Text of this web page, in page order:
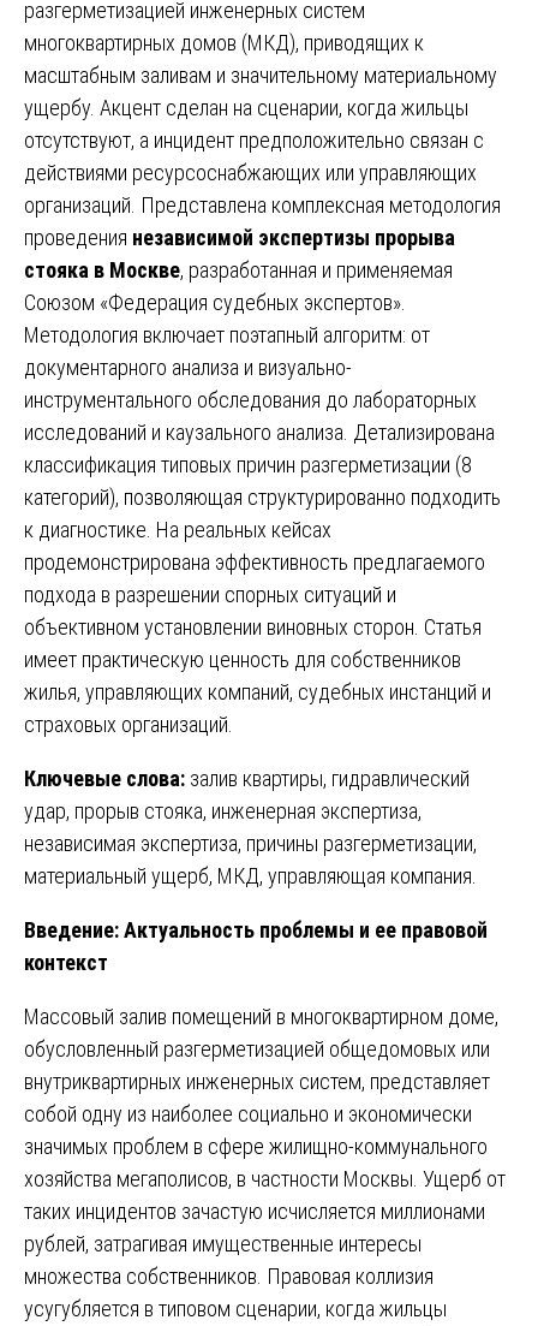
разгерметизацией инженерных систем
многоквартирных домов (МКД), приводящих к
масштабным заливам и значительному материальному
ущербу. Акцент сделан на сценарии, когда жильцы
отсутствуют, а инцидент предположительно связан с
действиями ресурсоснабжающих или управляющих
организаций. Представлена комплексная методология
проведения независимой экспертизы прорыва
стояка в Москве, разработанная и применяемая
Союзом «Федерация судебных экспертов».
Методология включает поэтапный алгоритм: от
документарного анализа и визуально-
инструментального обследования до лабораторных
исследований и каузального анализа. Детализирована
классификация типовых причин разгерметизации (8
категорий), позволяющая структурированно подходить
к диагностике. На реальных кейсах
продемонстрирована эффективность предлагаемого
подхода в разрешении спорных ситуаций и
объективном установлении виновных сторон. Статья
имеет практическую ценность для собственников
жилья, управляющих компаний, судебных инстанций и
страховых организаций.
Ключевые слова: залив квартиры, гидравлический
удар, прорыв стояка, инженерная экспертиза,
независимая экспертиза, причины разгерметизации,
материальный ущерб, МКД, управляющая компания.
Введение: Актуальность проблемы и ее правовой
контекст
Массовый залив помещений в многоквартирном доме,
обусловленный разгерметизацией общедомовых или
внутриквартирных инженерных систем, представляет
собой одну из наиболее социально и экономически
значимых проблем в сфере жилищно-коммунального
хозяйства мегаполисов, в частности Москвы. Ущерб от
таких инцидентов зачастую исчисляется миллионами
рублей, затрагивая имущественные интересы
множества собственников. Правовая коллизия
усугубляется в типовом сценарии, когда жильцы